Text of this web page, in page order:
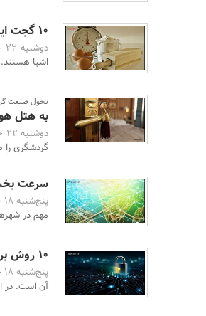
۱۰ گجت اینترنت اشیا برای آشپزخانه هوشمند
دوشنبه 22 خرداد 96، 10:31 -
اشیا هستند. در این ویدئو ۱۰
تحول صنعت
به هتل
دوشنبه 22 خرداد 96، 09:55 -
گردشگری را
سرعت
پنج‌شنبه 18 خرداد 96، 16:58 -
مهم در
۱۰ روش برای ایجاد امنیت اینترنت اشیا در سازمان شما
پنج‌شنبه 18 خرداد 96، 10:25 -
آن است. در اینجا، به ذکر